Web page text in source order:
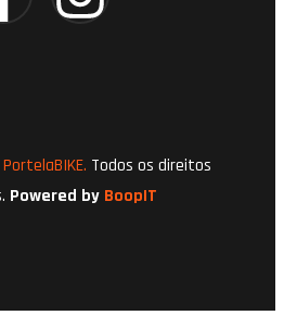
PortelaBIKE. Todos os direitos
Powered by BoopIT